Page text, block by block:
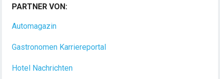
Dein Arbeitsplatz mit Urlaubsfeeling Chef de Rang
(m/w/d) Du bist Gastgeber aus Leidenschaft und
PARTNER VON:
Automagazin
Gastronomen Karriereportal
Hotel Nachrichten